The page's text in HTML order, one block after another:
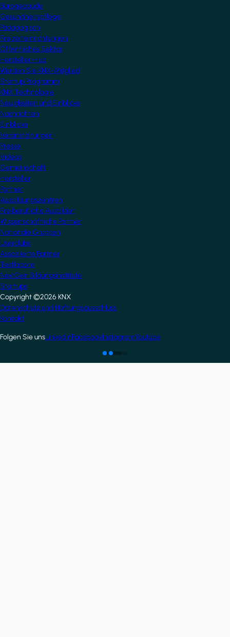
Bürogebäude
Gesundheitspflege
Pädagogisch
Freizeiteinrichtungen
Öffentliches Sektor
Hersteller-Hub
Werden Sie KNX-Mitglied
Startup Programm
KNX Technologie
Neuigkeiten und Einblicke
Nachrichten
Einblicke
Veranstaltungen
Presse
Videos
Gemeinschaft
Hersteller
Partner
Ausbildungszentren
Freiberufliche Ausbilder
Wissenschaftliche Partner
Nationale Gruppen
Userclubs
Assoziierte Partner
Testlabore
NextGen Bildungsinstitute
Startups
Copyright ©2026 KNX
Footer
Datenschutz und Haftungsausschluss
Kontakt
Folgen Sie unsLinkedInFacebookInstagramYoutube